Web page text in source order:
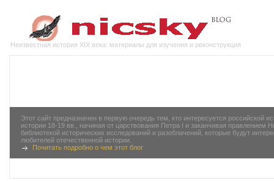
Неизвестная история XIX века: материалы для изучения и реконструкция
Этот сайт предназначен в первую очередь тем, кто интересуется
истории 18-19 вв., начиная от царствования Петра I и заканчивая
библиотекой исторических исследований и разоблачений, которые будут
любителей отечественной истории.
Почитать подробно о чем этот блог